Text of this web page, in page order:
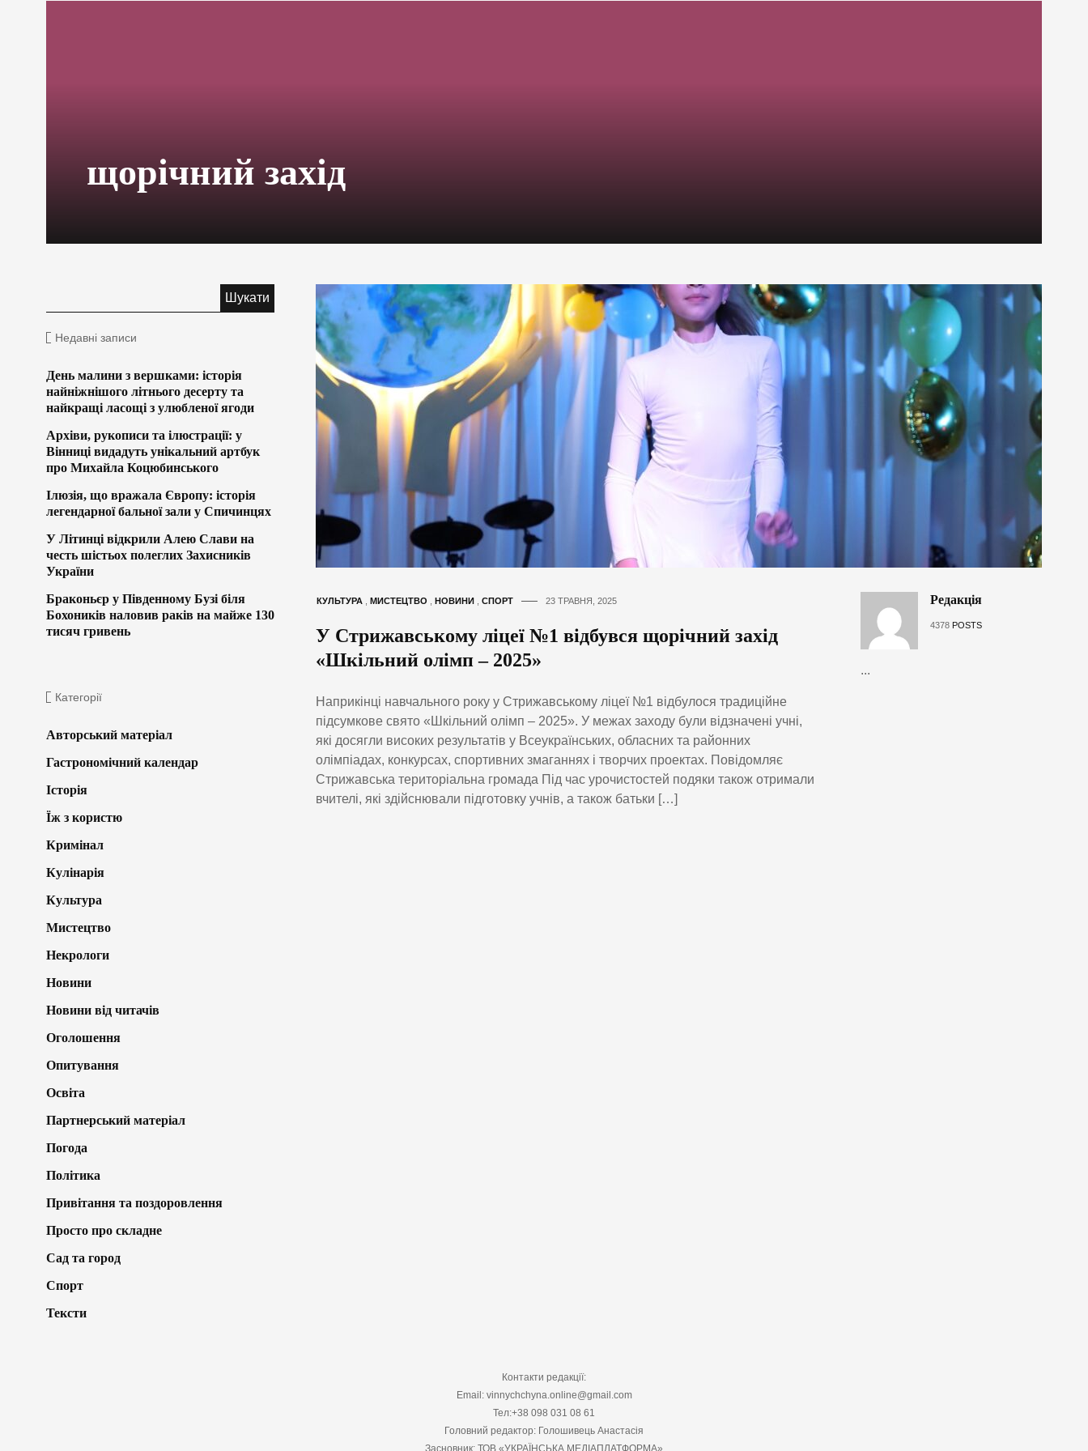
щорічний захід
КУЛЬТУРА, МИСТЕЦТВО НОВИНИ, СПОРТ 23 ТРАВНЯ, 2025
У Стрижавському ліцеї №1 відбувся щорічний захід
«Шкільний олімп – 2025»
Наприкінці навчального року у Стрижавському ліцеї №1 відбулося традиційне
підсумкове свято «Шкільний олімп – 2025». У межах заходу були відзначені учні,
які досягли високих результатів у Всеукраїнських, обласних та районних
олімпіадах, конкурсах, спортивних змаганнях і творчих проектах. Повідомляє
Стрижавська територіальна громада Під час урочистостей подяки також отримали
вчителі, які здійснювали підготовку учнів, а також батьки […]
Редакція
4378 POSTS
...
Недавні записи
День малини з вершками: історія
найніжнішого літнього десерту та
найкращі ласощі з улюбленої ягоди
Архіви, рукописи та ілюстрації: у
Вінниці видадуть унікальний артбук
про Михайла Коцюбинського
Ілюзія, що вражала Європу: історія
легендарної бальної зали у Спичинцях
У Літинці відкрили Алею Слави на
честь шістьох полеглих Захисників
України
Браконьєр у Південному Бузі біля
Бохоників наловив раків на майже 130
тисяч гривень
Категорії
Авторський матеріал
Гастрономічний календар
Історія
Їж з користю
Кримінал
Кулінарія
Культура
Мистецтво
Некрологи
Новини
Новини від читачів
Оголошення
Опитування
Освіта
Партнерський матеріал
Погода
Політика
Привітання та поздоровлення
Просто про складне
Сад та город
Спорт
Тексти
Контакти редакції:
Email: vinnychchyna.online@gmail.com
Тел:+38 098 031 08 61
Головний редактор: Голошивець Анастасія
Засновник: ТОВ «УКРАЇНСЬКА МЕДІАПЛАТФОРМА»